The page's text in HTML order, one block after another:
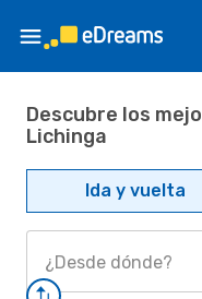
Descubre los
Lichinga
Ida y vuelta
¿Desde dónde?